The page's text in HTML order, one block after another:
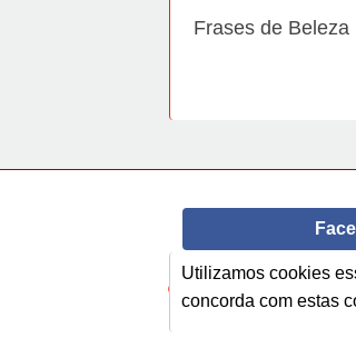
Frases de Beleza
Frases de Horário
Frases de Inverno
© Copyright 2014-2022
Utilizamos cookies
concorda com estas